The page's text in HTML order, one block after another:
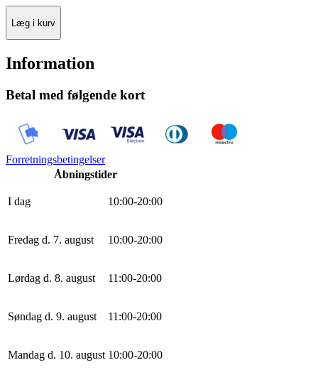
Læg i kurv
Information
Betal med følgende kort
Forretningsbetingelser
Åbningstider
I dag 10:00-20:00
Fredag d. 7. august 10:00-20:00
Lørdag d. 8. august 11 :00-20:00
Søndag d. 9. august 11 :00-20:00
Mandag d. 10. august 10:00-20:00